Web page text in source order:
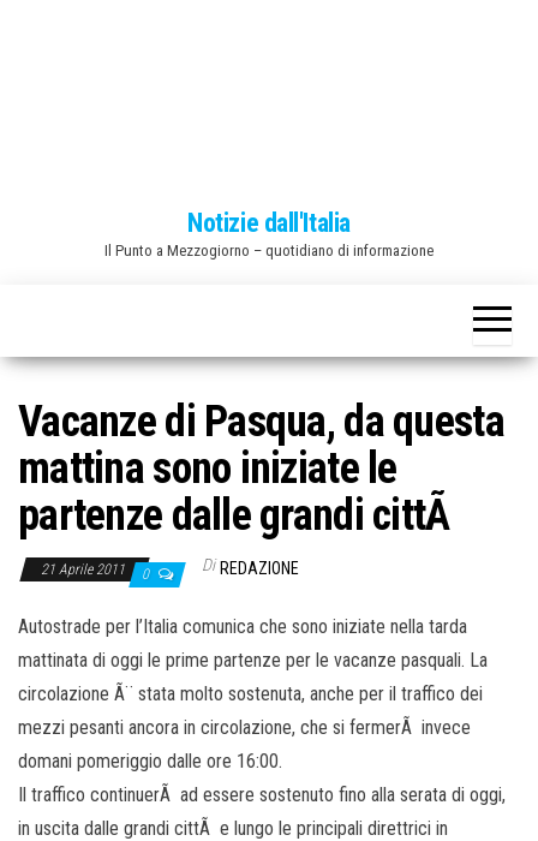
Notizie dall'Italia
Il Punto a Mezzogiorno – quotidiano di informazione
Vacanze di Pasqua, da questa
mattina sono iniziate le
partenze dalle grandi cittÃ
21 Aprile 2011 0 Di REDAZIONE
Autostrade per l’Italia comunica che sono iniziate nella tarda
mattinata di oggi le prime partenze per le vacanze pasquali. La
circolazione Ã¨ stata molto sostenuta, anche per il traffico dei
mezzi pesanti ancora in circolazione, che si fermerÃ invece
domani pomeriggio dalle ore 16:00.
Il traffico continuerÃ ad essere sostenuto fino alla serata di oggi,
in uscita dalle grandi cittÃ e lungo le principali direttrici in